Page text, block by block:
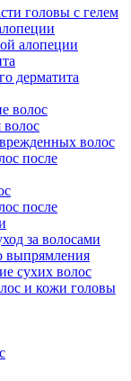
головы с гелем
алопеции
дерматита
волос
волос
волос
после
после
за волосами
выпрямления
сухих волос
и кожи головы